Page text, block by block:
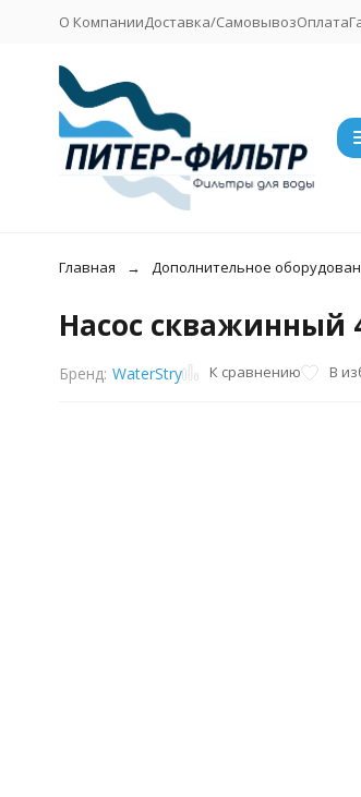
О КомпанииДоставка/СамовывозОплата
Главная Дополнительное
Насос скважинный
Бренд: WaterStry К сравнению В